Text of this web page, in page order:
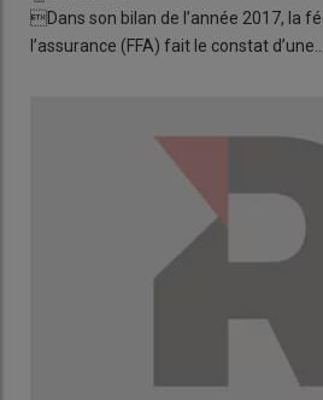
Dans son bilan de l’année 2017, la
l’assurance (FFA) fait le constat d’une…